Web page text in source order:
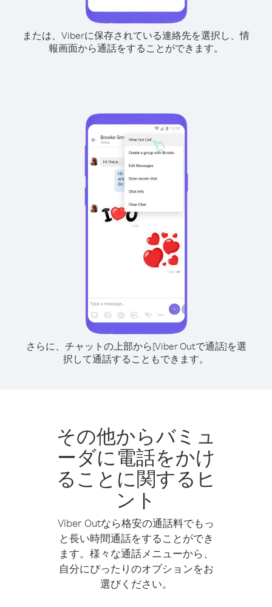
または、Viberに保存されている連絡先を選択し、情
報画面から通話をすることができます。
さらに、チャットの上部から[Viber Outで通話]を選
択して通話することもできます。
その他からバミュ
ーダに電話をかけ
ることに関するヒ
ント
Viber Outなら格安の通話料でもっ
と長い時間通話をすることができ
ます。様々な通話メニューから、
自分にぴったりのオプションをお
選びください。